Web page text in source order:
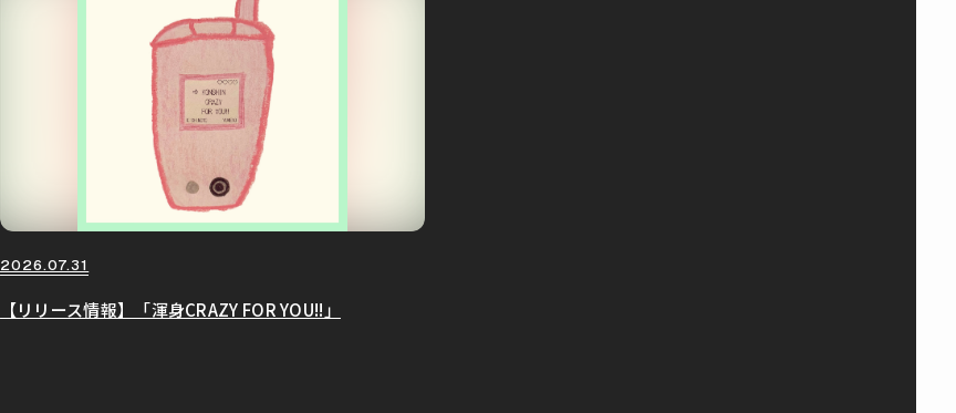
2026.07.31
【リリース情報】「渾身CRAZY FOR YOU!!」